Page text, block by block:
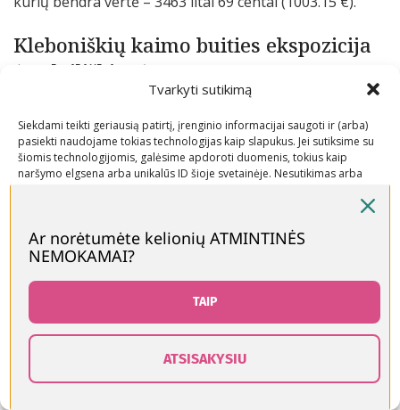
Tvarkyti sutikimą
Siekdami teikti geriausią patirtį, įrenginio informacijai saugoti ir (arba)
pasiekti naudojame tokias technologijas kaip slapukus. Jei sutiksime su
šiomis technologijomis, galėsime apdoroti duomenis, tokius kaip
naršymo elgsena arba unikalūs ID šioje svetainėje. Nesutikimas arba
Neigti
Peržiūrėti nuostatas
Kleboniškių kaimo buities ekspozicija
(Radviliškio r.)
įvairiais darbo įrankiais, namų apyvokos reikmenimis –
pajusti, kaip anuomet Lietuvos kaimeliuose gyveno
mūsų senoliai. Šis muziejus-draustinis unikalus, nes
Naujesnis Ankstesnis
Ar norėtumėte kelionių ATMINTINĖS
NEMOKAMAI?
TAIP
ATSISAKYSIU